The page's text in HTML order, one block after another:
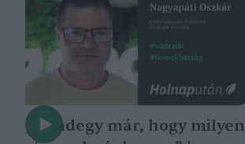
„Mindegy már, hogy milyen